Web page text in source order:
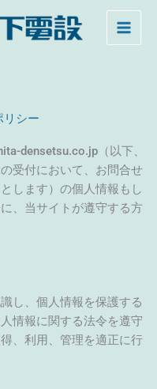
リシー
densetsu.co.jp（以下、
受付において、お問合せ
します）の個人情報もし
、当サイトが遵守する方
し、個人情報を保護する
情報に関する法令を遵守
、利用、管理を適正に行